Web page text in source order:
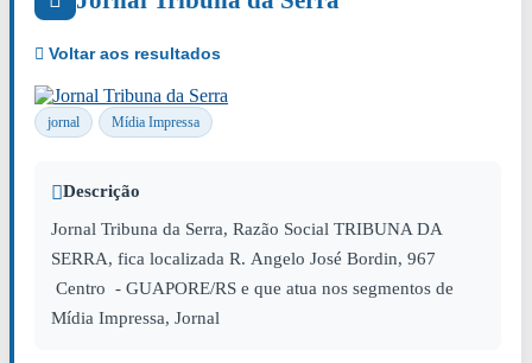
jornal Mídia Impressa
Descrição
Jornal Tribuna da Serra, Razão Social TRIBUNA DA
SERRA, fica localizada R. Angelo José Bordin, 967
Centro - GUAPORE/RS e que atua nos segmentos de
Mídia Impressa, Jornal